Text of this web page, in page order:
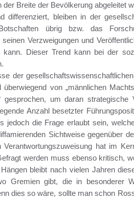
Breite der Bevölkerung abgeleitet
differenziert, bleiben in der
übrig bzw. das
Verzweigungen und
Dieser Trend kann bei der
der
von „männlichen
gesprochen, um daran strategische
Anzahl besetzter
jedoch die Frage erlaubt sein,
Sichtweise gegenüber
hat im
werden muss ebenso kritisch,
bleibt nach vielen Jahren
Gremien gibt, die in besonderer
dies so wäre, sollte man schon